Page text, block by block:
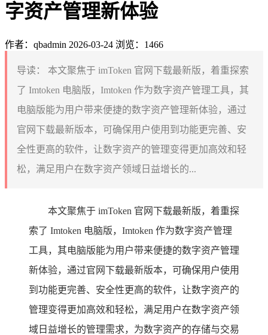
字资产管理新体验
作者：qbadmin 2026-03-24 浏览：1466
导读：
本文聚焦于 imToken 官网下载最新版，着重探索
了 Imtoken 电脑版，Imtoken 作为数字资产管理工具，其
电脑版能为用户带来便捷的数字资产管理新体验，通过
官网下载最新版本，可确保用户使用到功能更完善、安
全性更高的软件，让数字资产的管理变得更加高效和轻
松，满足用户在数字资产领域日益增长的...
本文聚焦于 imToken 官网下载最新版，着重探
索了 Imtoken 电脑版，Imtoken 作为数字资产管理
工具，其电脑版能为用户带来便捷的数字资产管理
新体验，通过官网下载最新版本，可确保用户使用
到功能更完善、安全性更高的软件，让数字资产的
管理变得更加高效和轻松，满足用户在数字资产领
域日益增长的管理需求，为数字资产的存储与交易